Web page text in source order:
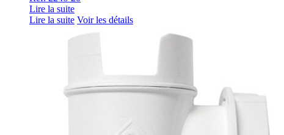
Lire la suite
Lire la suite Voir les détails